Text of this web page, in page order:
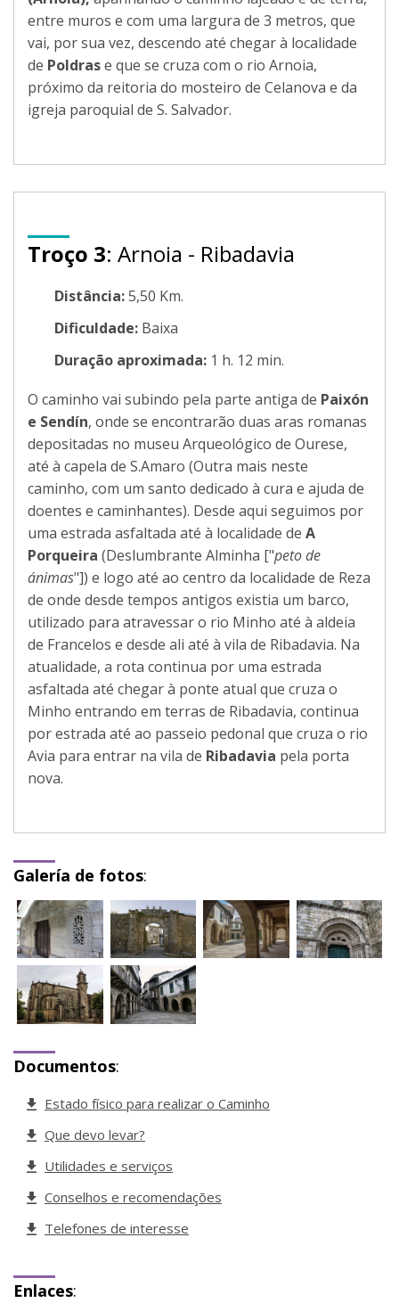
entre muros e com uma largura de 3 metros, que
vai, por sua vez, descendo até chegar à localidade
de Poldrase que se cruza com o rio Arnoia,
próximo da reitoria do mosteiro de Celanova e da
igreja paroquial de S. Salvador.
Troço 3: Arnoia - Ribadavia
Distância:5,50 Km.
Dificuldade: Baixa
Duração aproximada: 1 h. 12 min.
O caminho vai subindo pela parte antiga de Paixón
e Sendín, onde se encontrarão duas aras romanas
depositadas no museu Arqueológico de Ourese,
até à capela de S.Amaro (Outra mais neste
caminho, com um santo dedicado à cura e ajuda de
doentes e caminhantes). Desde aqui seguimos por
uma estrada asfaltada até à localidade de A
Porqueira (Deslumbrante Alminha ["peto de
ánimas"]) e logo até ao centro da localidade de Reza
de onde desde tempos antigos existia um barco,
utilizado para atravessar o rio Minho até à aldeia
de Francelos e desde ali até à vila de Ribadavia. Na
atualidade, a rota continua por uma estrada
asfaltada até chegar à ponte atual que cruza o
Minho entrando em terras de Ribadavia, continua
por estrada até ao passeio pedonal que cruza o rio
Avia para entrar na vila de Ribadavia pela porta
nova.
Galería de fotos:
Documentos:
Estado físico para realizar o Caminho
Que devo levar?
Utilidades e serviços
Conselhos e recomendações
Telefones de interesse
Enlaces: